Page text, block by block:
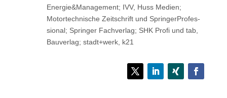
Energie&Management; IVV, Huss Medien;
Motor­tech­ni­sche Zeit­schrift und Sprin­ger­Pro­fes­
sio­nal; Sprin­ger Fachverlag; SHK Profi und tab,
Bau­ver­lag; stadt+werk, k21